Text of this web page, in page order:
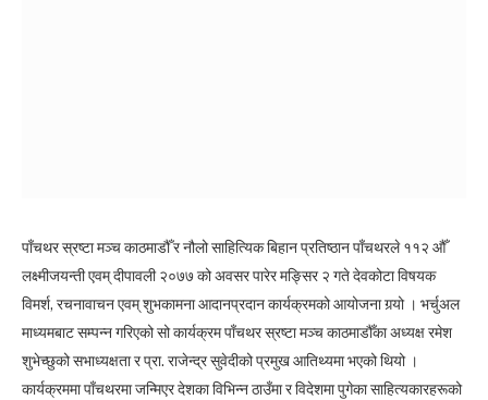
पाँचथर स्रष्टा मञ्च काठमाडौँ र नौलो साहित्यिक बिहान प्रतिष्ठान पाँचथरले ११२ औँ
लक्ष्मीजयन्ती एवम् दीपावली २०७७ को अवसर पारेर मङ्सिर २ गते देवकोटा विषयक
विमर्श, रचनावाचन एवम् शुभकामना आदानप्रदान कार्यक्रमको आयोजना गर्‍यो । भर्चुअल
माध्यमबाट सम्पन्न गरिएको सो कार्यक्रम पाँचथर स्रष्टा मञ्च काठमाडौँका अध्यक्ष रमेश
शुभेच्छुको सभाध्यक्षता र प्रा. राजेन्द्र सुवेदीको प्रमुख आतिथ्यमा भएको थियो ।
कार्यक्रममा पाँचथरमा जन्मिएर देशका विभिन्न ठाउँमा र विदेशमा पुगेका साहित्यकारहरूको